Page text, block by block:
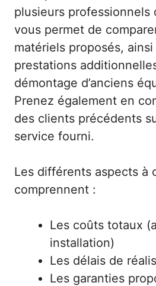
plusieurs professionnels
vous permet de
matériels proposés,
prestations
démontage d’anciens
Prenez également en
des clients précédents
service fourni.
Les différents aspects à
comprennent :
Les coûts totaux
installation)
Les délais de
Les garanties